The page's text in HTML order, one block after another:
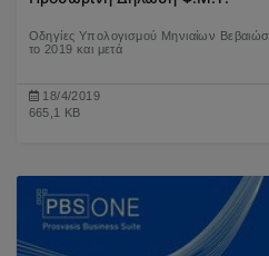
Οδηγίες Υπολογισμού Μηνιαίων
το 2019 και μετά
18/4/2019
665,1 KB